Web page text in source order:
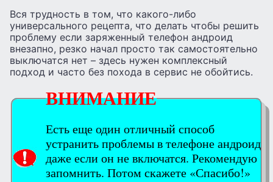
Вся трудность в том, что какого-либо
универсального рецепта, что делать чтобы решить
проблему если заряженный телефон андроид
внезапно, резко начал просто так самостоятельно
выключатся нет – здесь нужен комплексный
подход и часто без похода в сервис не обойтись.
ВНИМАНИЕ
Есть еще один отличный способ
устранить проблемы в телефоне андроид
даже если он не включатся. Рекомендую
запомнить. Потом скажете «Спасибо!»